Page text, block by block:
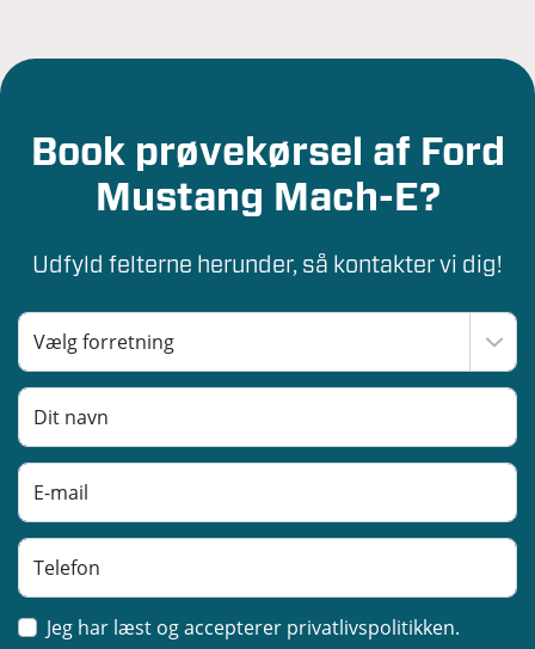
Book prøvekørsel af Ford
Mustang Mach-E?
Udfyld felterne herunder, så kontakter vi dig!
Jeg har læst og accepterer privatlivspolitikken.